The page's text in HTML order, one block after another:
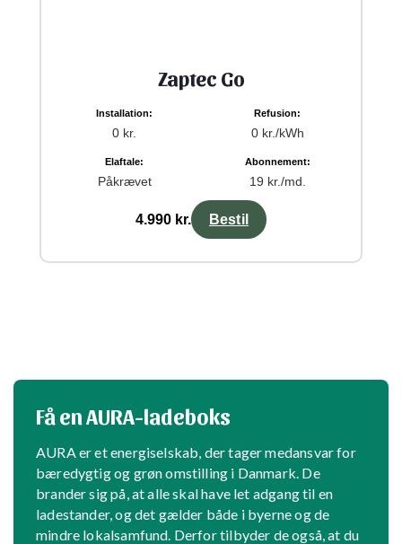
Zaptec Go
Installation:
0 kr.
Refusion:
0 kr./kWh
Elaftale:
Påkrævet
Abonnement:
19 kr./md.
4.990 kr. Bestil
Få en AURA-ladeboks
AURA er et energiselskab, der tager medansvar for
bæredygtig og grøn omstilling i Danmark. De
brander sig på, at alle skal have let adgang til en
ladestander, og det gælder både i byerne og de
mindre lokalsamfund. Derfor tilbyder de også, at du